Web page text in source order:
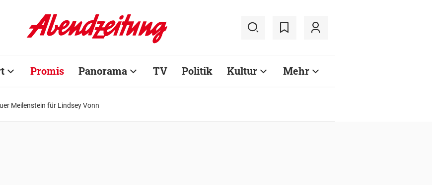
Promis Panorama TV Politik Kultur Mehr
Meilenstein für Lindsey Vonn